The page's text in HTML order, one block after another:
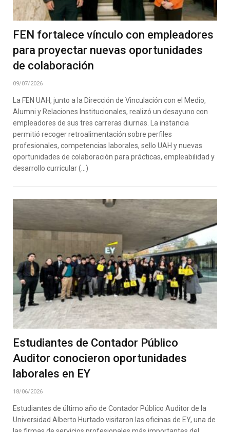
FEN fortalece vínculo con empleadores
para proyectar nuevas oportunidades
de colaboración
09/07/2026
La FEN UAH, junto a la Dirección de Vinculación con el Medio,
Alumni y Relaciones Institucionales, realizó un desayuno con
empleadores de sus tres carreras diurnas. La instancia
permitió recoger retroalimentación sobre perfiles
profesionales, competencias laborales, sello UAH y nuevas
oportunidades de colaboración para prácticas, empleabilidad y
desarrollo curricular (…)
Estudiantes de Contador Público
Auditor conocieron oportunidades
laborales en EY
18/06/2026
Estudiantes de último año de Contador Público Auditor de la
Universidad Alberto Hurtado visitaron las oficinas de EY, una de